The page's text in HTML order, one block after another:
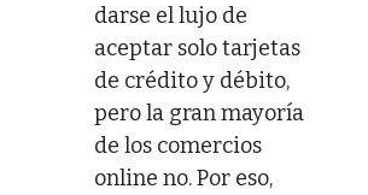
darse el lujo de
aceptar solo tarjetas
de crédito y débito,
pero la gran mayoría
de los comercios
online no. Por eso,